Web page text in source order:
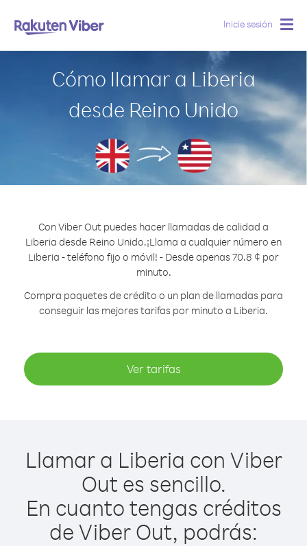
Inicie sesión
Cómo llamar a Liberia
desde Reino Unido
Con Viber Out puedes hacer llamadas de calidad a
Liberia desde Reino Unido.¡Llama a cualquier número en
Liberia - teléfono fijo o móvil! - Desde apenas 70.8 ¢ por
minuto.
Compra paquetes de crédito o un plan de llamadas para
conseguir las mejores tarifas por minuto a Liberia.
Ver tarifas
Llamar a Liberia con Viber
Out es sencillo.
En cuanto tengas créditos
de Viber Out, podrás: